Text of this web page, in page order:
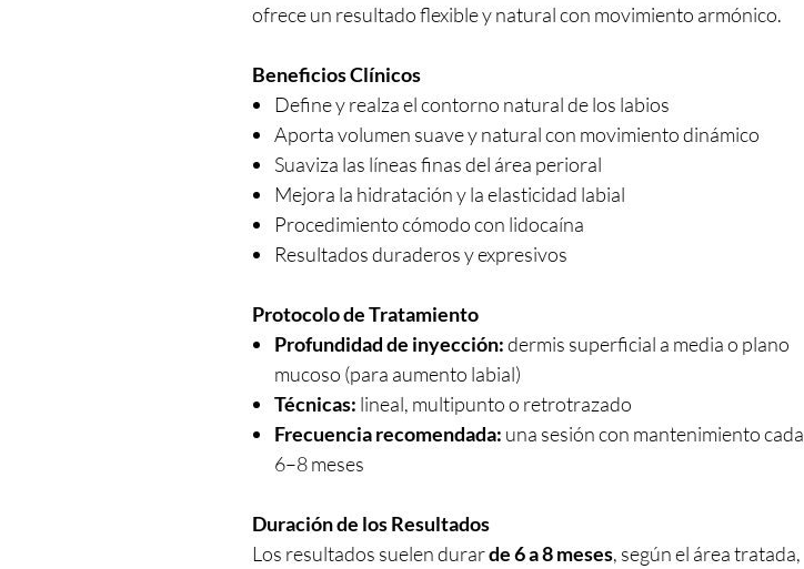
ofrece un resultado flexible y natural con movimiento armónico.
Beneficios Clínicos
Define y realza el contorno natural de los labios
Aporta volumen suave y natural con movimiento dinámico
Suaviza las líneas finas del área perioral
Mejora la hidratación y la elasticidad labial
Procedimiento cómodo con lidocaína
Resultados duraderos y expresivos
Protocolo de Tratamiento
Profundidad de inyección:dermis superficial a media o plano
mucoso (para aumento labial)
Técnicas: lineal, multipunto o retrotrazado
Frecuencia recomendada: una sesión con mantenimiento cada
6–8 meses
Duración de los Resultados
Los resultados suelen durarde 6 a 8 meses, según el área tratada,